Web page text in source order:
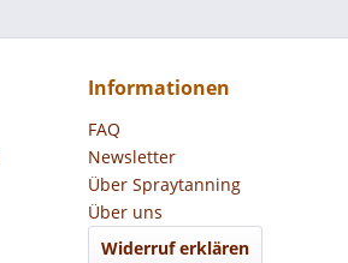
Informationen
FAQ
Newsletter
Über Spraytanning
Über uns
Widerruf erklären